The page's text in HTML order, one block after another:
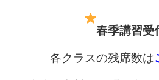
春季講習受
各クラスの残席数は